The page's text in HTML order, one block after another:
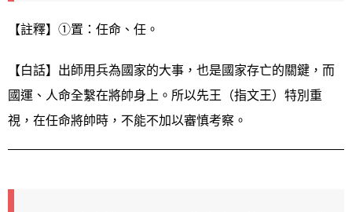
【註釋】①置：任命、任。
【白話】出師用兵為國家的大事，也是國家存亡的關鍵，而
國運、人命全繫在將帥身上。所以先王（指文王）特別重
視，在任命將帥時，不能不加以審慎考察。